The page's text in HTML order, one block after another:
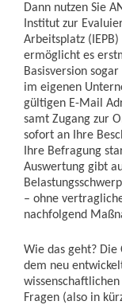
Dann nutzen Sie
Institut zur
Arbeitsplatz
ermöglicht es
Basisversion
im eigenen
gültigen E-Mail
samt Zugang zur
sofort an Ihre
Ihre Befragung
Auswertung gibt
– ohne
nachfolgend
Wie das geht?
dem neu
Fragen (also in